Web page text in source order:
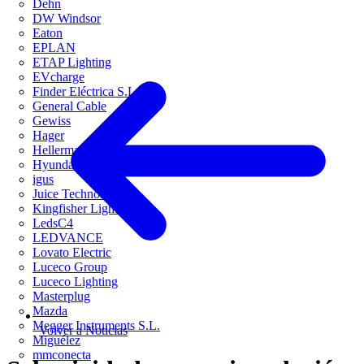
Dehn
DW Windsor
Eaton
EPLAN
ETAP Lighting
EVcharge
Finder Eléctrica S.L.U
General Cable
Gewiss
Hager
HellermannTyton
Hyundai Electric
igus
Juice Technology
Kingfisher Lighting
LedsC4
LEDVANCE
Lovato Electric
Luceco Group
Luceco Lighting
Masterplug
Mazda
Megger Instruments S.L.
Miguélez
mmconecta
Volver a Noticias